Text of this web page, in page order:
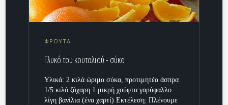
ΦΡΟΥΤΑ
Γλυκό του κουταλιού - σύκο
Υλικά: 2 κιλά ώριμα σύκα, προτιμητέα άσπρα
1/5 κιλό ζάχαρη 1 μικρή χούφτα γαρύφαλλο
λίγη βανίλια (ένα χαρτί) Εκτέλεση: Πλένουμε